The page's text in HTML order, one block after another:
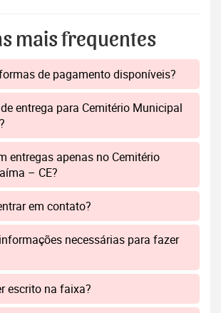
mais frequentes
de pagamento disponíveis?
entrega para Cemitério Municipal
entregas apenas no Cemitério
– CE?
em contato?
necessárias para fazer
escrito na faixa?